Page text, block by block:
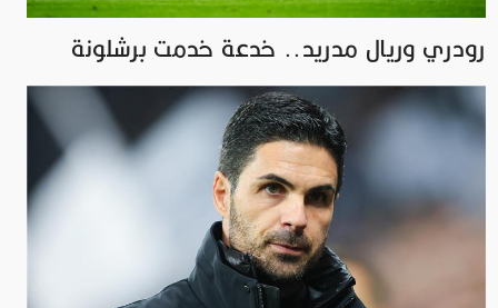
رودري وريال مدريد.. خدعة خدمت برشلونة